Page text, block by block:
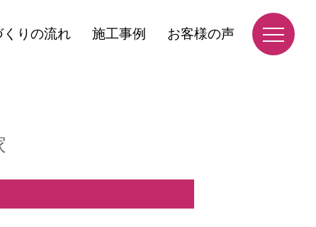
くりの流れ 施工事例 お客様の声